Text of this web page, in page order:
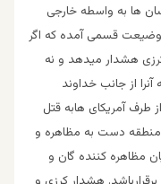
ها به واسطه خارجی
وضیعت قسمی آمده که اگر
هشدار میدهد و نه
از جانب خداوند
طرف آمریکای هابه قتل
منطقه دست به مظاهره و
مظاهره کننده گان و